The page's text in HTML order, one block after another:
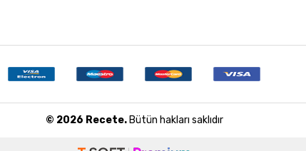
© 2026 Recete.Bütün hakları saklıdır